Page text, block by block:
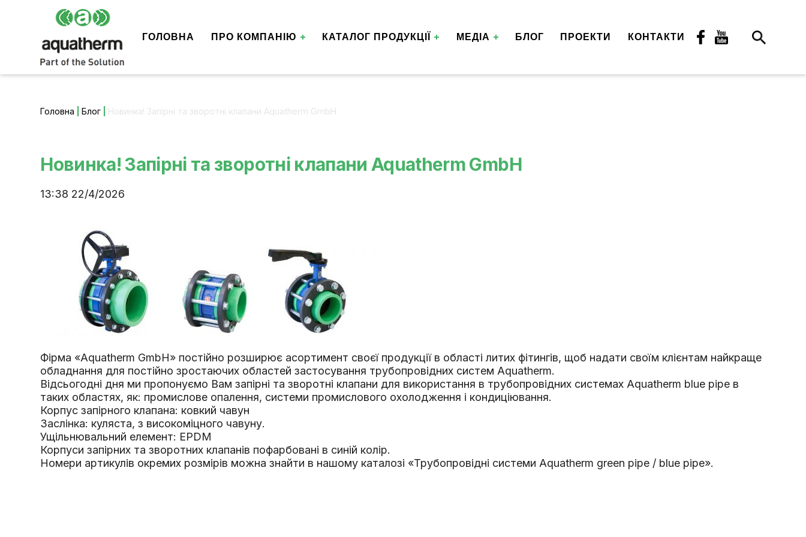
ГОЛОВНА ПРО КОМПАНІЮ КАТАЛОГ ПРОДУКЦІЇ МЕДІА БЛОГ ПРОЕКТИ КОНТАКТИ
Головна |Блог Новинка! Запірні та зворотні клапани Aquatherm GmbH
Новинка! Запірні та зворотні клапани Aquatherm GmbH
13:38 22/4/2026
Фірма «Aquatherm GmbH» постійно розширює асортимент своєї продукції в області литих фітингів, щоб надати своїм клієнтам найкраще
обладнання для постійно зростаючих областей застосування трубопровідних систем Aquatherm.
Відсьогодні дня ми пропонуємо Вам запірні та зворотні клапани для використання в трубопровідних системах Aquatherm blue pipe в
таких областях, як: промислове опалення, системи промислового охолодження і кондиціювання.
Корпус запірного клапана: ковкий чавун
Заслінка: куляста, з високоміцного чавуну.
Ущільнювальний елемент: EPDM
Корпуси запірних та зворотних клапанів пофарбовані в синій колір.
Номери артикулів окремих розмірів можна знайти в нашому каталозі «Трубопровідні системи Aquatherm green pipe / blue pipe».